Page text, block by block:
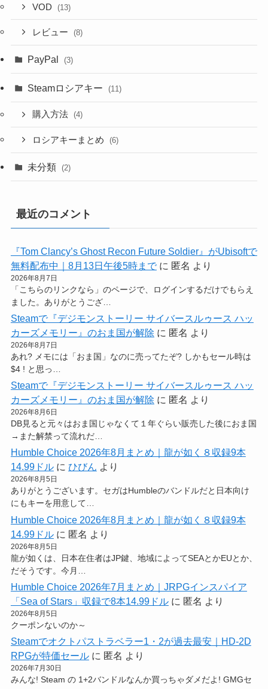
VOD (13)
レビュー (8)
PayPal (3)
Steamロシアキー (11)
購入方法 (4)
ロシアキーまとめ (6)
未分類 (2)
最近のコメント
『Tom Clancy’s Ghost Recon Future Soldier』がUbisoftで
無料配布中｜8月13日午後5時までに 匿名 より
2026年8月7日
「こちらのリンクなら」のページで、ログインするだけでもらえ
ました。ありがとうござ…
Steamで『デジモンストーリー サイバースルゥース ハッ
カーズメモリー』のおま国が解除 に 匿名 より
2026年8月7日
あれ? メモには「おま国」なのに売ってたぞ? しかもセール時は
$4 ! と思っ…
Steamで『デジモンストーリー サイバースルゥース ハッ
カーズメモリー』のおま国が解除 に 匿名 より
2026年8月6日
DB見ると元々はおま国じゃなくて１年ぐらい販売した後におま国
→また解禁って流れだ…
Humble Choice 2026年8月まとめ｜龍が如く８収録9本
14.99ドルに ひびん より
2026年8月5日
ありがとうございます。セガはHumbleのバンドルだと日本向け
にもキーを用意して…
Humble Choice 2026年8月まとめ｜龍が如く８収録9本
14.99ドルに 匿名 より
2026年8月5日
龍が如くは、日本在住者はJP鍵、地域によってSEAとかEUとか、
だそうです。今月…
Humble Choice 2026年7月まとめ｜JRPGインスパイア
「Sea of Stars」収録で8本14.99ドルに 匿名 より
2026年8月5日
クーポンないのか～
Steamでオクトパストラベラー1・2が過去最安｜HD-2D
RPGが特価セールに 匿名 より
2026年7月30日
みんな! Steam の 1+2バンドルなんか買っちゃダメだよ! GMGセ